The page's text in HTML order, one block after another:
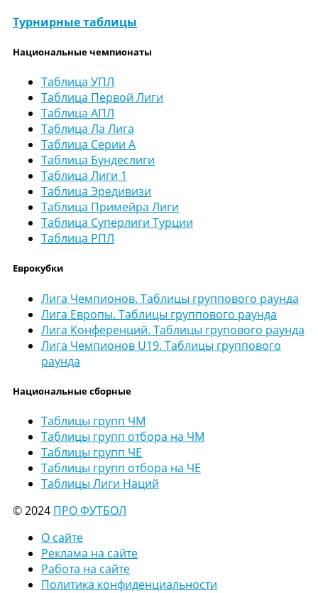
Турнирные таблицы
Национальные чемпионаты
Таблица УПЛ
Таблица Первой Лиги
Таблица АПЛ
Таблица Ла Лига
Таблица Серии А
Таблица Бундеслиги
Таблица Лиги 1
Таблица Эредивизи
Таблица Примейра Лиги
Таблица Суперлиги Турции
Таблица РПЛ
Еврокубки
Лига Чемпионов. Таблицы группового раунда
Лига Европы. Таблицы группового раунда
Лига Конференций. Таблицы групового раунда
Лига Чемпионов U19. Таблицы группового
раунда
Национальные сборные
Таблицы групп ЧМ
Таблицы групп отбора на ЧМ
Таблицы групп ЧЕ
Таблицы групп отбора на ЧЕ
Таблицы Лиги Наций
© 2024 ПРО ФУТБОЛ
О сайте
Реклама на сайте
Работа на сайте
Политика конфиденциальности